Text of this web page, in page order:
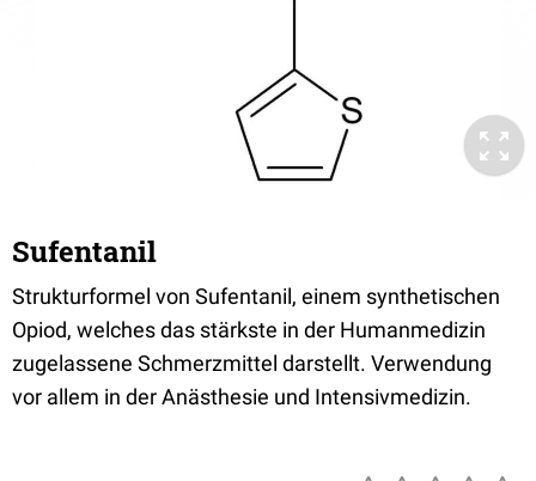
Sufentanil
Strukturformel von Sufentanil, einem synthetischen
Opiod, welches das stärkste in der Humanmedizin
zugelassene Schmerzmittel darstellt. Verwendung
vor allem in der Anästhesie und Intensivmedizin.